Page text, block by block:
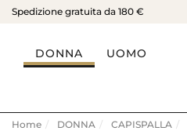
Spedizione gratuita da 180 €
DONNA UOMO
Home DONNA CAPISPALLA